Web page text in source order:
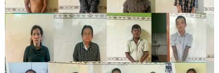
TIN LIÊN QUAN